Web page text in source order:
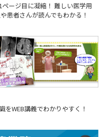
ージ目に凝縮！ 難しい医学用
患者さんが読んでもわかる！
WEB講義でわかりやすく！